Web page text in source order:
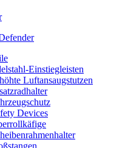
Einstiegleisten
Luftansaugstutzen
Devices